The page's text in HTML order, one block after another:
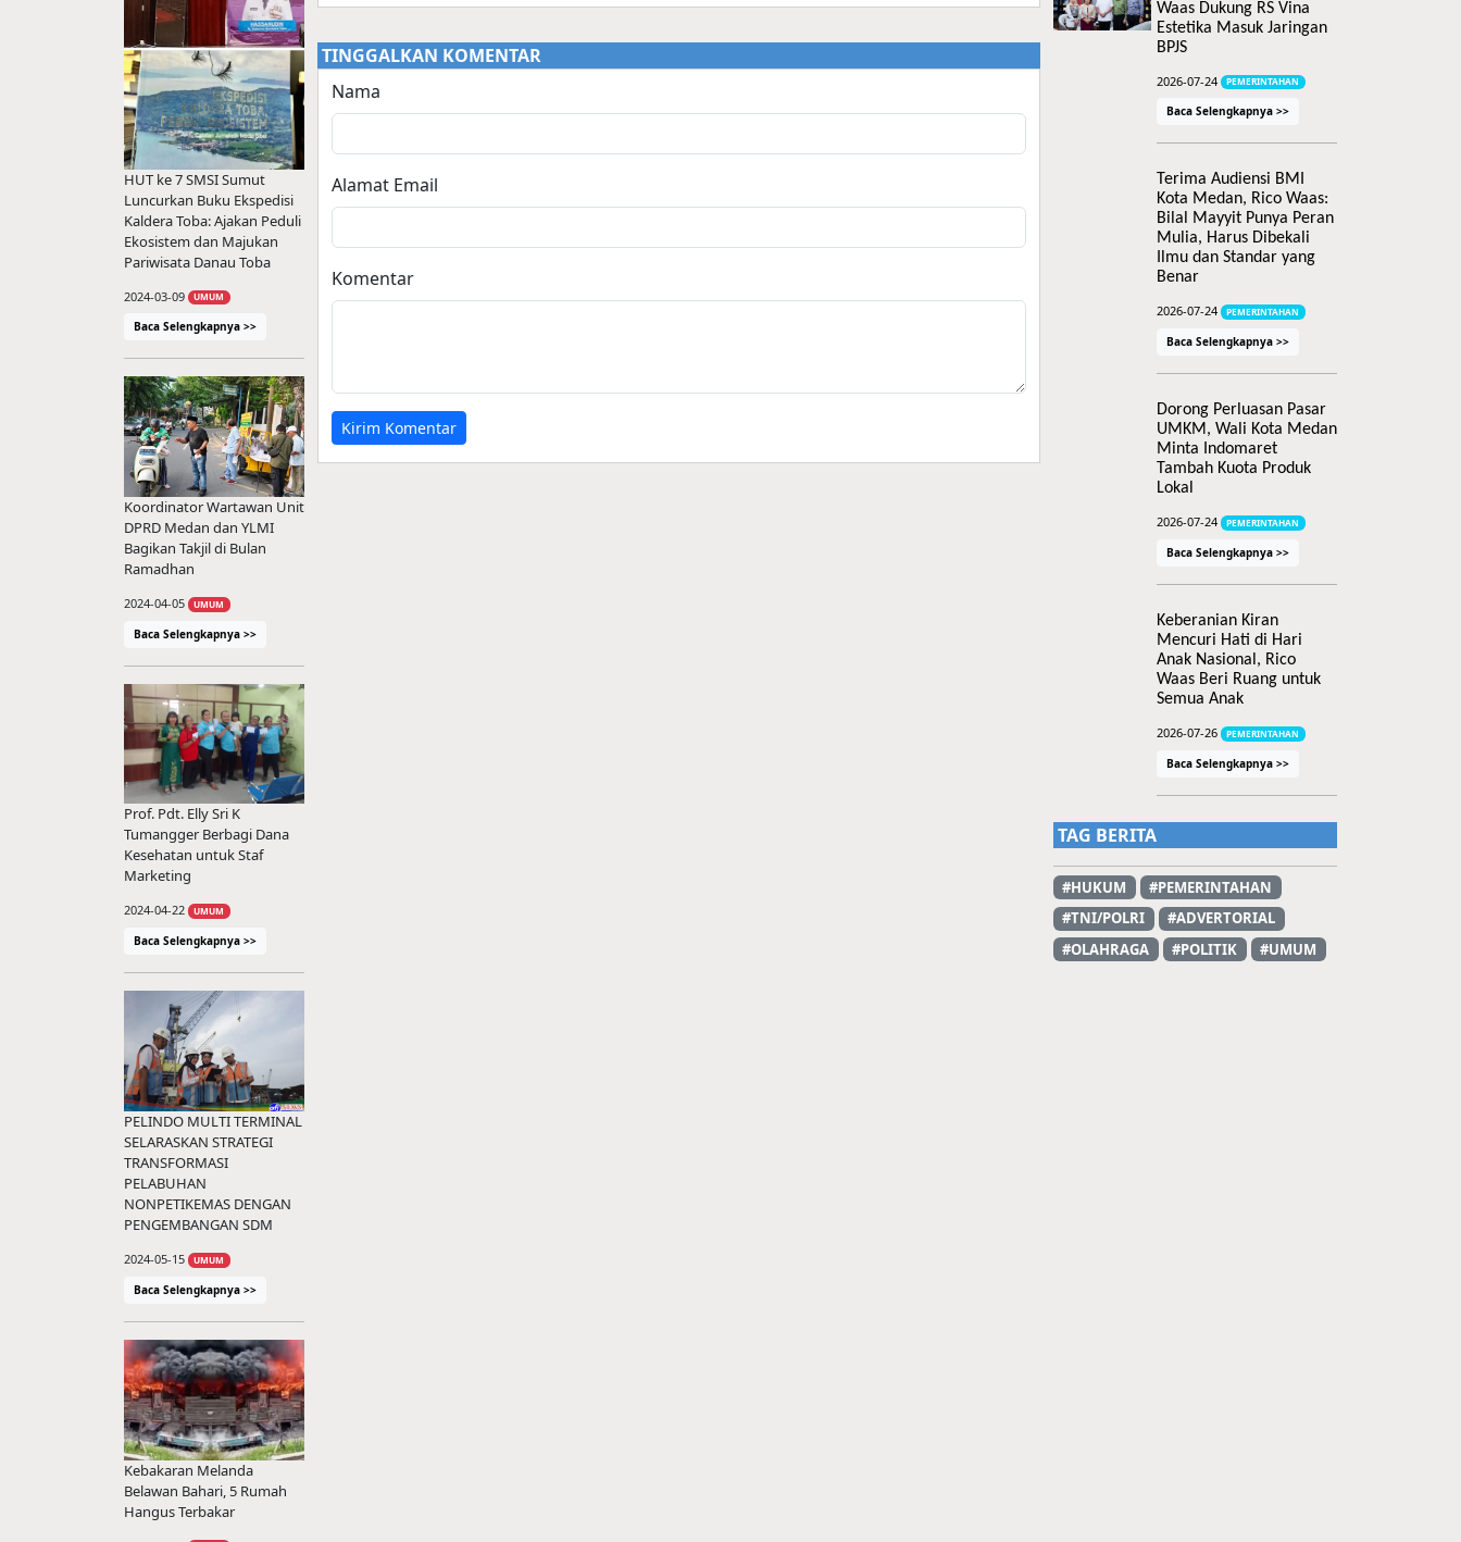
HUT ke 7 SMSI Sumut
Luncurkan Buku Ekspedisi
Kaldera Toba: Ajakan Peduli
Ekosistem dan Majukan
Pariwisata Danau Toba
2024-03-09 UMUM
Baca Selengkapnya >>
Koordinator Wartawan Unit
DPRD Medan dan YLMI
Bagikan Takjil di Bulan
Ramadhan
2024-04-05 UMUM
Baca Selengkapnya >>
Prof. Pdt. Elly Sri K
Tumangger Berbagi Dana
Kesehatan untuk Staf
Marketing
2024-04-22 UMUM
Baca Selengkapnya >>
PELINDO MULTI TERMINAL
SELARASKAN STRATEGI
TRANSFORMASI
PELABUHAN
NONPETIKEMAS DENGAN
PENGEMBANGAN SDM
2024-05-15 UMUM
Baca Selengkapnya >>
Kebakaran Melanda
Belawan Bahari, 5 Rumah
Hangus Terbakar
TINGGALKAN KOMENTAR
Nama
Alamat Email
Komentar
Kirim Komentar
Waas Dukung RS Vina
Estetika Masuk Jaringan
BPJS
2026-07-24 PEMERINTAHAN
Baca Selengkapnya >>
Terima Audiensi BMI
Kota Medan, Rico Waas:
Bilal Mayyit Punya Peran
Mulia, Harus Dibekali
Ilmu dan Standar yang
Benar
2026-07-24 PEMERINTAHAN
Baca Selengkapnya >>
Dorong Perluasan Pasar
UMKM, Wali Kota Medan
Minta Indomaret
Tambah Kuota Produk
Lokal
2026-07-24 PEMERINTAHAN
Baca Selengkapnya >>
Keberanian Kiran
Mencuri Hati di Hari
Anak Nasional, Rico
Waas Beri Ruang untuk
Semua Anak
2026-07-26 PEMERINTAHAN
Baca Selengkapnya >>
TAG BERITA
#HUKUM
#PEMERINTAHAN
#TNI/POLRI
#ADVERTORIAL
#OLAHRAGA
#POLITIK #UMUM